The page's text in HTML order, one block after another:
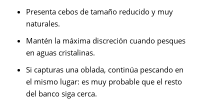
Presenta cebos de tamaño reducido y muy
naturales.
Mantén la máxima discreción cuando pesques
en aguas cristalinas.
Si capturas una oblada, continúa pescando en
el mismo lugar: es muy probable que el resto
del banco siga cerca.